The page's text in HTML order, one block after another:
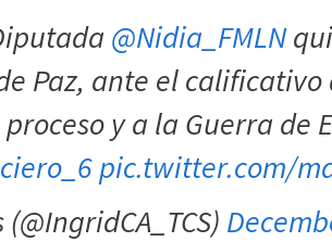
@Nidia_FMLN
Paz, ante el
y a la Guerra de
pic.twitter.com/